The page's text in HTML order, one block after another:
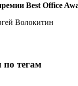
Best Office
Волокитин
по тегам